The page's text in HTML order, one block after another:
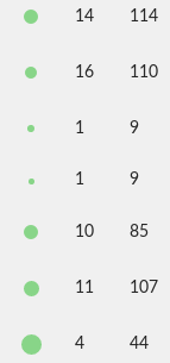
14 114
16 110
1 9
1 9
10 85
11 107
4 44